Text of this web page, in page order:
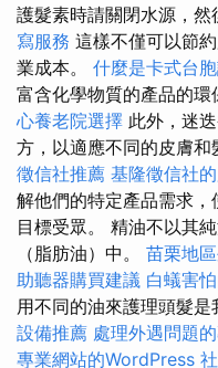
護髮素時請關閉水源，然
寫服務 這樣不僅可以節
業成本。 什麼是卡式台
富含化學物質的產品的環
心養老院選擇 此外，迷
方，以適應不同的皮膚和
徵信社推薦 基隆徵信社
解他們的特定產品需求
目標受眾。 精油不以其
（脂肪油）中。 苗栗地
助聽器購買建議 白蟻害
用不同的油來護理頭髮是
設備推薦 處理外遇問題
專業網站的WordPress